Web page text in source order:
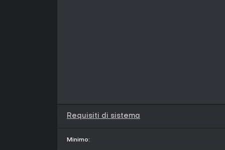
Requisiti di sistema
Minimo: